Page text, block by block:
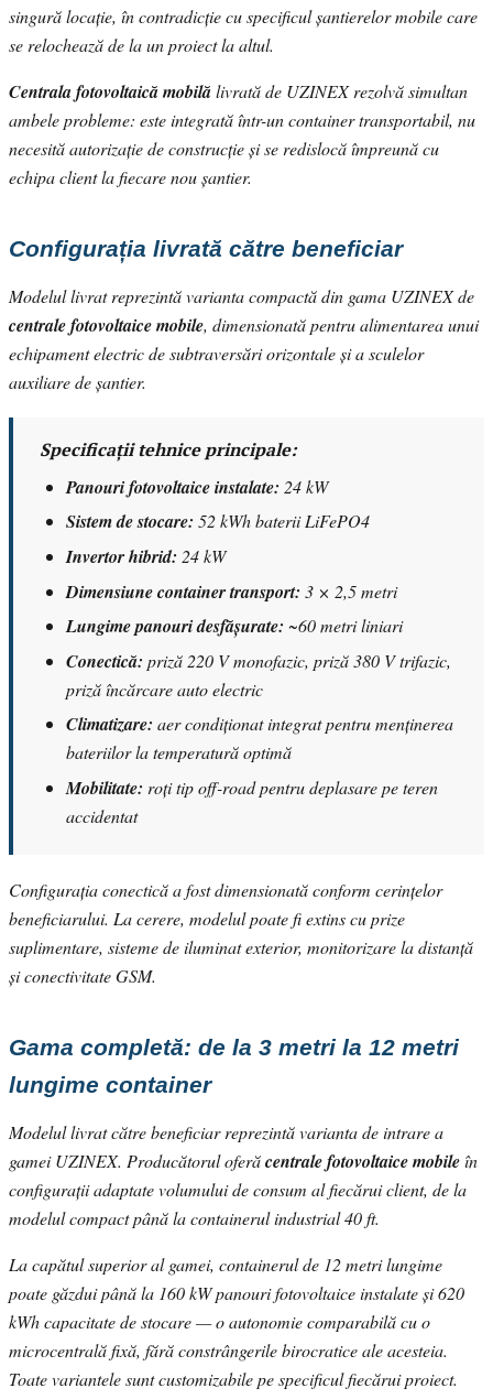
singură locație, în contradicție cu specificul șantierelor mobile care
se relochează de la un proiect la altul.
Centrala fotovoltaică mobilălivrată de UZINEX rezolvă simultan
ambele probleme: este integrată într-un container transportabil, nu
necesită autorizație de construcție și se redislocă împreună cu
echipa client la fiecare nou șantier.
Configurația livrată către beneficiar
Modelul livrat reprezintă varianta compactă din gama UZINEX de
centrale fotovoltaice mobile, dimensionată pentru alimentarea unui
echipament electric de subtraversări orizontale și a sculelor
auxiliare de șantier.
Specificații tehnice principale:
Panouri fotovoltaice instalate: 24 kW
Sistem de stocare: 52 kWh baterii LiFePO4
Invertor hibrid: 24 kW
Dimensiune container transport: 3 × 2,5 metri
Lungime panouri desfășurate: ~60 metri liniari
Conectică: priză 220 V monofazic, priză 380 V trifazic,
priză încărcare auto electric
Climatizare: aer condiționat integrat pentru menținerea
bateriilor la temperatură optimă
Mobilitate: roți tip off-road pentru deplasare pe teren
accidentat
Configurația conectică a fost dimensionată conform cerințelor
beneficiarului. La cerere, modelul poate fi extins cu prize
suplimentare, sisteme de iluminat exterior, monitorizare la distanță
și conectivitate GSM.
Gama completă: de la 3 metri la 12 metri
lungime container
Modelul livrat către beneficiar reprezintă varianta de intrare a
gamei UZINEX. Producătorul oferăcentrale fotovoltaice mobileîn
configurații adaptate volumului de consum al fiecărui client, de la
modelul compact până la containerul industrial 40 ft.
La capătul superior al gamei, containerul de 12 metri lungime
poate găzdui până la 160 kW panouri fotovoltaice instalate și 620
kWh capacitate de stocare — o autonomie comparabilă cu o
microcentrală fixă, fără constrângerile birocratice ale acesteia.
Toate variantele sunt customizabile pe specificul fiecărui proiect.